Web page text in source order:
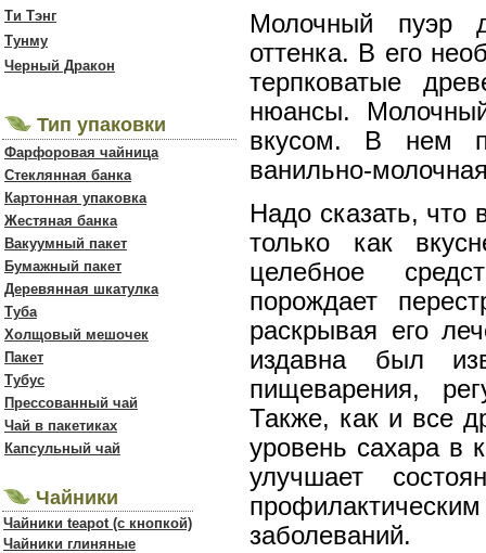
Ти Тэнг
Тунму
Черный Дракон
Тип упаковки
Фарфоровая чайница
Стеклянная банка
Картонная упаковка
Жестяная банка
Вакуумный пакет
Бумажный пакет
Деревянная шкатулка
Туба
Холщовый мешочек
Пакет
Тубус
Прессованный чай
Чай в пакетиках
Капсульный чай
Чайники
Чайники teapot (с кнопкой)
Чайники глиняные
Молочный пуэр
оттенка. В его
терпковатые
нюансы.
вкусом. В нем
ванильно-
Надо сказать, что
только как
целебное
порождает
раскрывая его
издавна был
пищеварения,
Также, как и все
уровень сахара в
улучшает
заболеваний.